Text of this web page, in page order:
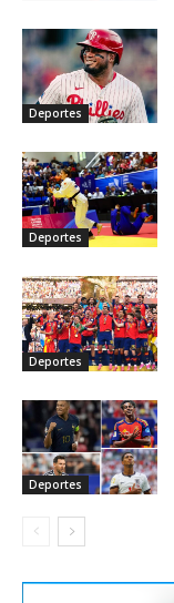
Deportes
Deportes
Deportes
Deportes